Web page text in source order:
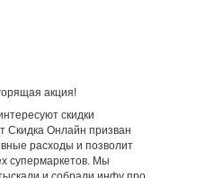
акция!
скидки
Скидка Онлайн призван
расходы и позволит
супермаркетов. Мы